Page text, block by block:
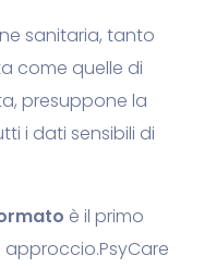
sanitaria, tanto
come quelle di
presuppone la
i dati sensibili di
è il primo
approccio.PsyCare